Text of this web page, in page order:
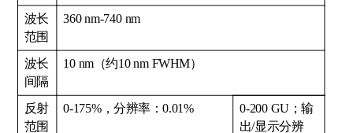
波长
范围
360 nm-740 nm
波长
间隔
10 nm（约10 nm FWHM）
反射
范围
0-175%，分辨率：0.01%
0-200 GU；输
出/显示分辨